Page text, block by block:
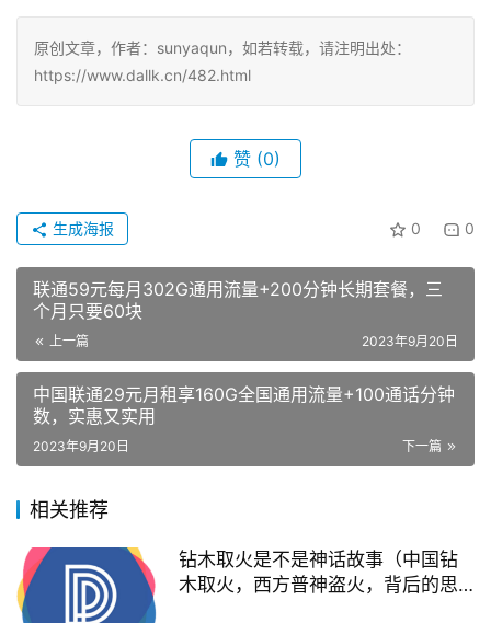
原创文章，作者：sunyaqun，如若转载，请注明出处：
https://www.dallk.cn/482.html
赞 (0)
0 0
生成海报
联通59元每月302G通用流量+200分钟长期套餐，三
个月只要60块
上一篇 2023年9月20日
中国联通29元月租享160G全国通用流量+100通话分钟
数，实惠又实用
下一篇
2023年9月20日
相关推荐
钻木取火是不是神话故事（中国钻
木取火，西方普神盗火，背后的思